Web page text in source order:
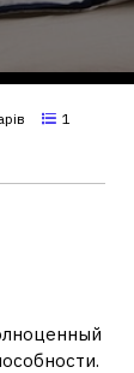
1